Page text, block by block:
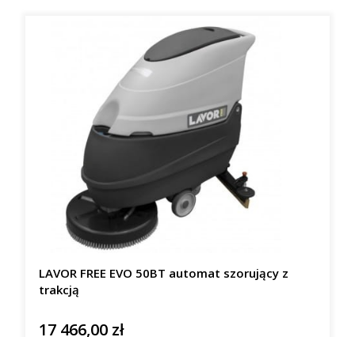
LAVOR FREE EVO 50BT automat szorujący z
trakcją
Cena
17 466,00 zł